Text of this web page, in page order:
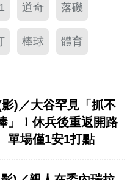
道奇 落磯
棒球 體育
)／大谷罕見「抓不
」！休兵後重返開路
場僅1安1打點